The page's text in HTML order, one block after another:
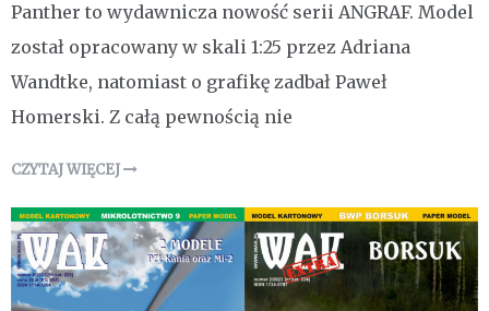
Panther to wydawnicza nowość serii ANGRAF. Model
został opracowany w skali 1:25 przez Adriana
Wandtke, natomiast o grafikę zadbał Paweł
Homerski. Z całą pewnością nie
CZYTAJ WIĘCEJ